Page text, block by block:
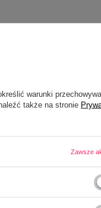
warunki
także na stronie
Zawsze